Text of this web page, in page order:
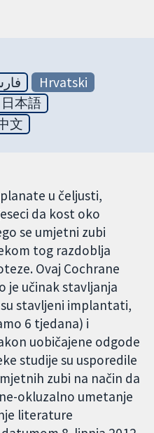
Hrvatski
日本語
文
u čeljusti,
da kost oko
se umjetni zubi
tog razdoblja
Ovaj Cochrane
je učinak stavljanja
stavljeni implantati,
6 tjedana) i
uobičajene odgode
studije su usporedile
zubi na način da
okluzalno umetanje
literature